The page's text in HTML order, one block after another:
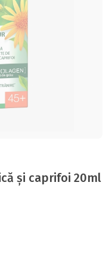
și caprifoi 20ml